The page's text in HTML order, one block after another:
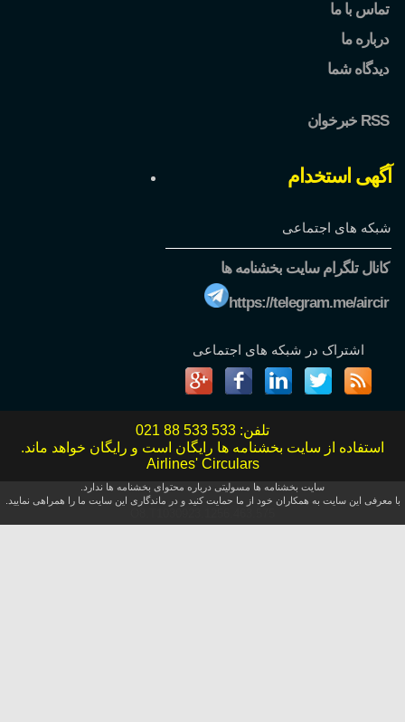
تماس با ما
درباره ما
دیدگاه شما
خبرخوان RSS
آگهی استخدام
شبکه های اجتماعی
کانال تلگرام سایت بخشنامه ها
https://telegram.me/aircir
اشتراک در شبکه های اجتماعی
تلفن: 021 88 533 533
استفاده از سایت بخشنامه ها رایگان است و رایگان خواهد ماند.
Airlines' Circulars
سایت بخشنامه ها مسولیتی درباره محتوای بخشنامه ها ندارد.
با معرفی این سایت به همکاران خود از ما حمایت کنید و در ماندگاری این سایت ما را همراهی نمایید.